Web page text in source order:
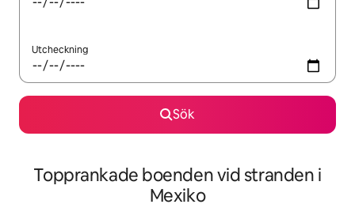
Utcheckning
Sök
Topprankade boenden vid stranden i
Mexiko